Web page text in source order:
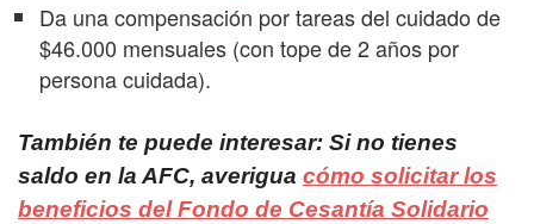
Da una compensación por tareas del cuidado de
$46.000 mensuales (con tope de 2 años por
persona cuidada).
También te puede interesar: Si no tienes
saldo en la AFC, averigua cómo solicitar los
beneficios del Fondo de Cesantía Solidario